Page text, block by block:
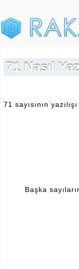
71 Nasıl
71 sayısının
Başka